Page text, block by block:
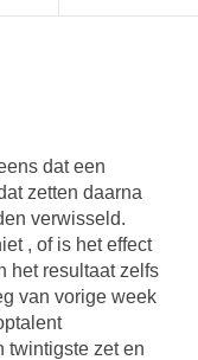
dat een
zetten daarna
verwisseld.
, of is het effect
het resultaat zelfs
van vorige week
twintigste zet en